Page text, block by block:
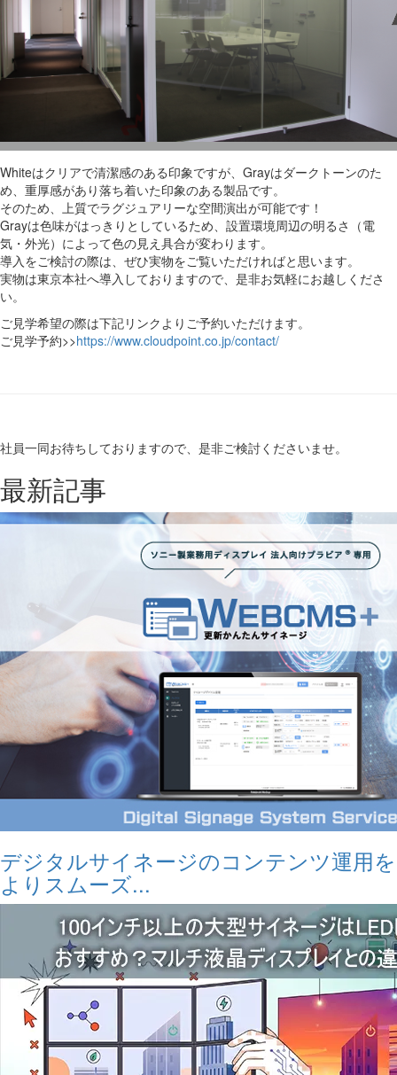
Whiteはクリアで清潔感のある印象ですが、Grayはダークトーンのた
め、重厚感があり落ち着いた印象のある製品です。
そのため、上質でラグジュアリーな空間演出が可能です！
Grayは色味がはっきりとしているため、設置環境周辺の明るさ（電
気・外光）によって色の見え具合が変わります。
導入をご検討の際は、ぜひ実物をご覧いただければと思います。
実物は東京本社へ導入しておりますので、是非お気軽にお越しくださ
い。
ご見学希望の際は下記リンクよりご予約いただけます。
ご見学予約>>https://www.cloudpoint.co.jp/contact/
社員一同お待ちしておりますので、是非ご検討くださいませ。
最新記事
デジタルサイネージのコンテンツ運用を
よりスムーズ...